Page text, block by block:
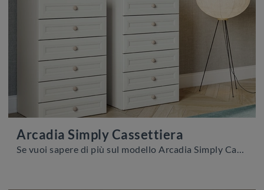
Arcadia Simply Cassettiera
Se vuoi sapere di più sul modello Arcadia Simply Cassettiera, clicca e scopri i Comodini e comò Colombini Casa ideali per la tua zona del riposo.